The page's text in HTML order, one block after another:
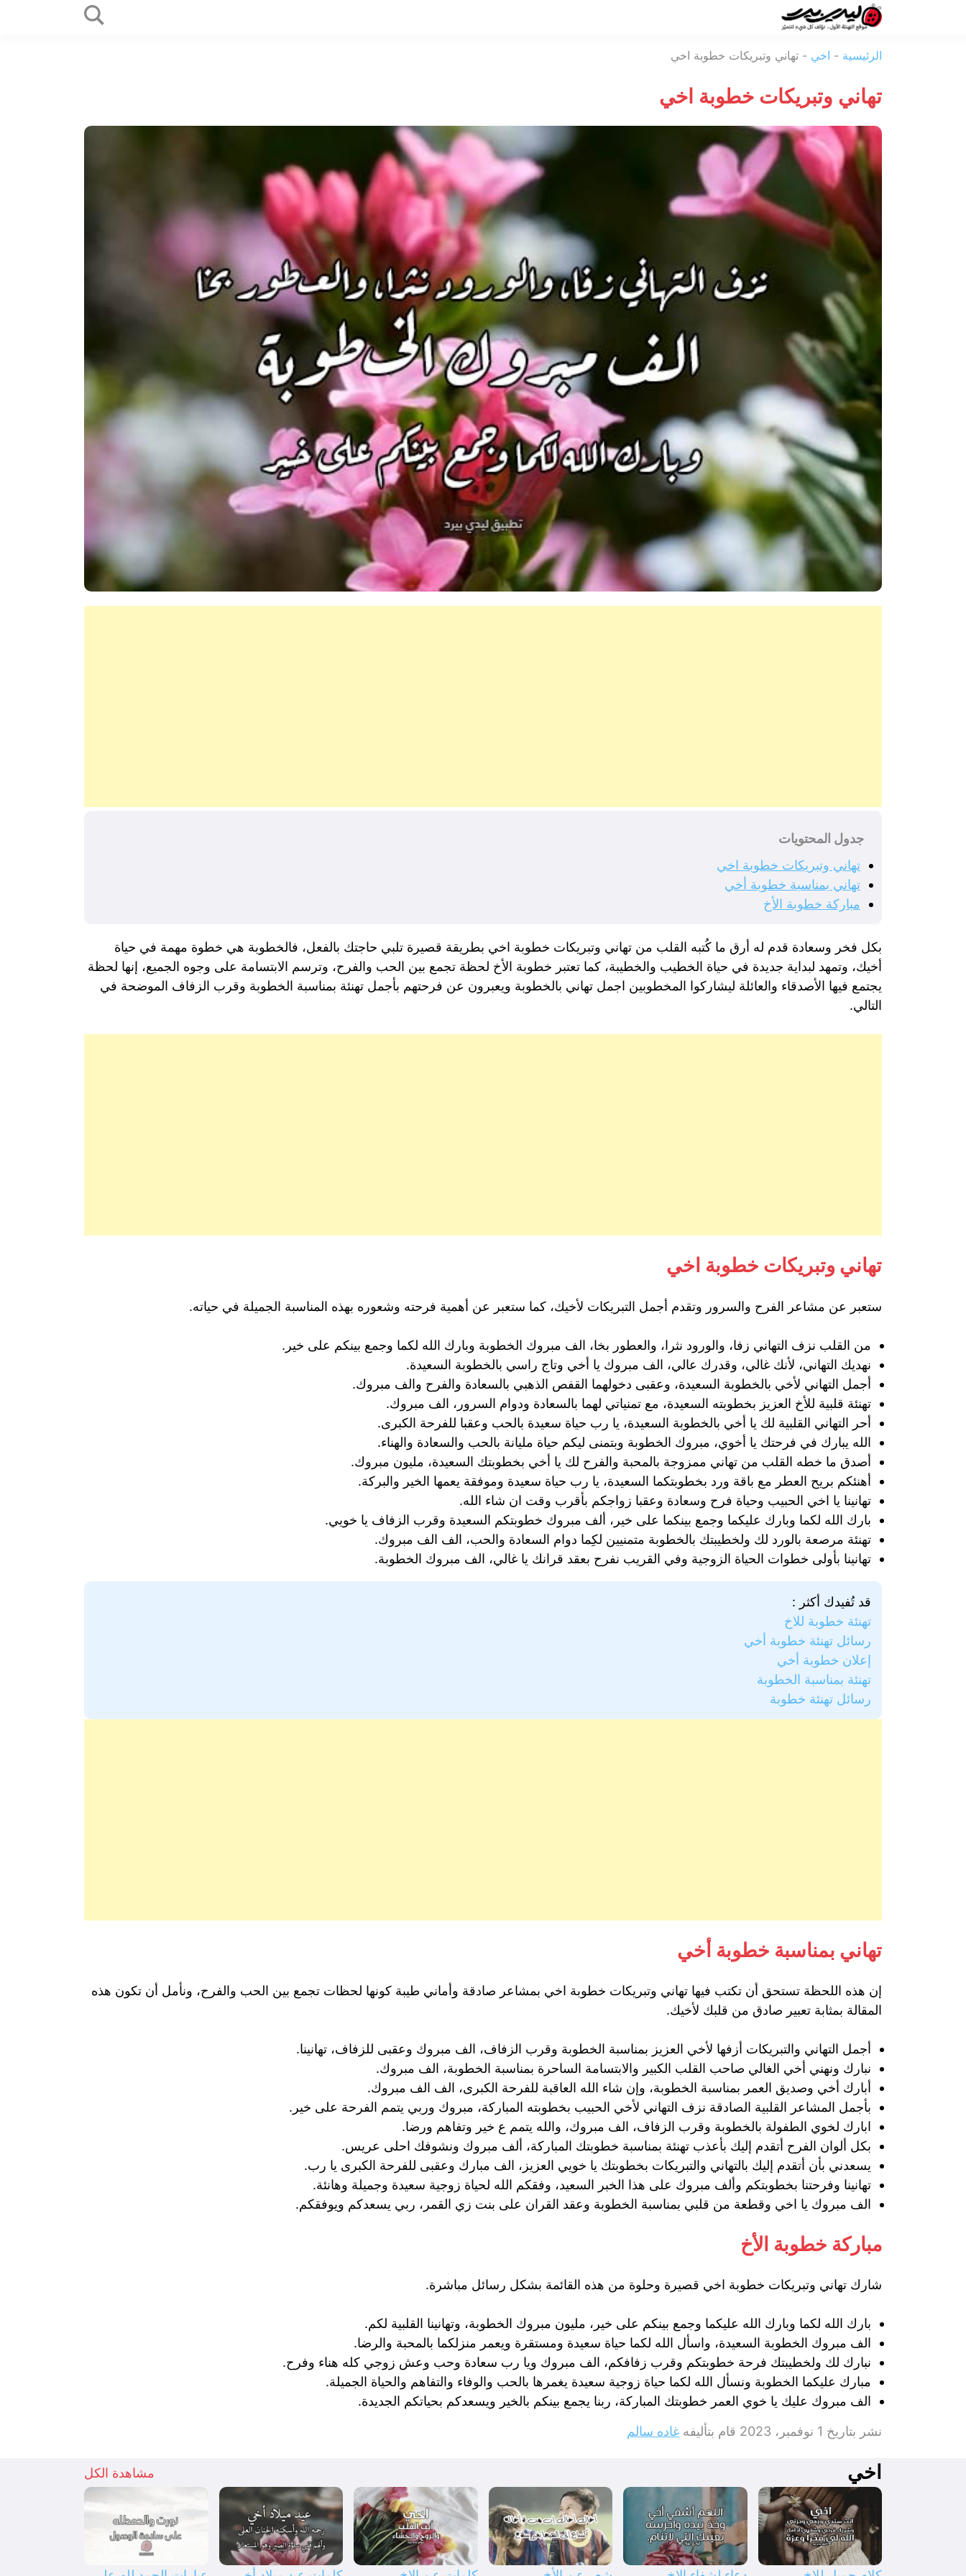
بيرد
الرئيسية - اخي - تهاني وتبريكات خطوبة اخي
تهاني وتبريكات خطوبة اخي
جدول المحتويات
تهاني وتبريكات خطوبة اخي
تهاني بمناسبة خطوبة أخي
مباركة خطوبة الأخ
بكل فخر وسعادة قدم له أرق ما كُتبه القلب من تهاني وتبريكات خطوبة اخي بطريقة قصيرة تلبي حاجتك بالفعل، فالخطوبة هي خطوة مهمة في حياة
أخيك، وتمهد لبداية جديدة في حياة الخطيب والخطيبة، كما تعتبر خطوبة الأخ لحظة تجمع بين الحب والفرح، وترسم الابتسامة على وجوه الجميع، إنها لحظة
يجتمع فيها الأصدقاء والعائلة ليشاركوا المخطوبين اجمل تهاني بالخطوبة ويعبرون عن فرحتهم بأجمل تهنئة بمناسبة الخطوبة وقرب الزفاف الموضحة في
التالي.
تهاني وتبريكات خطوبة اخي
ستعبر عن مشاعر الفرح والسرور وتقدم أجمل التبريكات لأخيك، كما ستعبر عن أهمية فرحته وشعوره بهذه المناسبة الجميلة في حياته.
من القلب نزف التهاني زفا، والورود نثرا، والعطور بخا، الف مبروك الخطوبة وبارك الله لكما وجمع بينكم على خير.
نهديك التهاني، لأنك غالي، وقدرك عالي، الف مبروك يا أخي وتاج راسي بالخطوبة السعيدة.
أجمل التهاني لأخي بالخطوبة السعيدة، وعقبى دخولهما القفص الذهبي بالسعادة والفرح والف مبروك.
تهنئة قلبية للأخ العزيز بخطوبته السعيدة، مع تمنياتي لهما بالسعادة ودوام السرور، الف مبروك.
أحر التهاني القلبية لك يا أخي بالخطوبة السعيدة، يا رب حياة سعيدة بالحب وعقبا للفرحة الكبرى.
الله يبارك في فرحتك يا أخوي، مبروك الخطوبة وبتمنى ليكم حياة مليانة بالحب والسعادة والهناء.
أصدق ما خطه القلب من تهاني ممزوجة بالمحبة والفرح لك يا أخي بخطوبتك السعيدة، مليون مبروك.
أهنئكم بريح العطر مع باقة ورد بخطوبتكما السعيدة، يا رب حياة سعيدة وموفقة يعمها الخير والبركة.
تهانينا يا اخي الحبيب وحياة فرح وسعادة وعقبا زواجكم بأقرب وقت ان شاء الله.
بارك الله لكما وبارك عليكما وجمع بينكما على خير، ألف مبروك خطوبتكم السعيدة وقرب الزفاف يا خويي.
تهنئة مرصعة بالورد لك ولخطيبتك بالخطوبة متمنيين لكِما دوام السعادة والحب، الف الف مبروك.
تهانينا بأولى خطوات الحياة الزوجية وفي القريب نفرح بعقد قرانك يا غالي، الف مبروك الخطوبة.
قد تُفيدك أكثر :
تهنئة خطوبة للاخ
رسائل تهنئة خطوبة أخي
إعلان خطوبة أخي
تهنئة بمناسبة الخطوبة
رسائل تهنئة خطوبة
تهاني بمناسبة خطوبة أخي
إن هذه اللحظة تستحق أن تكتب فيها تهاني وتبريكات خطوبة اخي بمشاعر صادقة وأماني طيبة كونها لحظات تجمع بين الحب والفرح، ونأمل أن تكون هذه
المقالة بمثابة تعبير صادق من قلبك لأخيك.
أجمل التهاني والتبريكات أزفها لأخي العزيز بمناسبة الخطوبة وقرب الزفاف، الف مبروك وعقبى للزفاف، تهانينا.
نبارك ونهني أخي الغالي صاحب القلب الكبير والابتسامة الساحرة بمناسبة الخطوبة، الف مبروك.
أبارك أخي وصديق العمر بمناسبة الخطوبة، وإن شاء الله العاقبة للفرحة الكبرى، الف الف مبروك.
بأجمل المشاعر القلبية الصادقة نزف التهاني لأخي الحبيب بخطوبته المباركة، مبروك وربي يتمم الفرحة على خير.
ابارك لخوي الطفولة بالخطوبة وقرب الزفاف، الف مبروك، والله يتمم ع خير وتفاهم ورضا.
بكل ألوان الفرح أتقدم إليك بأعذب تهنئة بمناسبة خطوبتك المباركة، ألف مبروك ونشوفك احلى عريس.
يسعدني بأن أتقدم إليك بالتهاني والتبريكات بخطوبتك يا خويي العزيز، الف مبارك وعقبى للفرحة الكبرى يا رب.
تهانينا وفرحتنا بخطوبتكم وألف مبروك على هذا الخبر السعيد، وفقكم الله لحياة زوجية سعيدة وجميلة وهانئة.
الف مبروك يا اخي وقطعة من قلبي بمناسبة الخطوبة وعقد القران على بنت زي القمر، ربي يسعدكم ويوفقكم.
مباركة خطوبة الأخ
شارك تهاني وتبريكات خطوبة اخي قصيرة وحلوة من هذه القائمة بشكل رسائل مباشرة.
بارك الله لكما وبارك الله عليكما وجمع بينكم على خير، مليون مبروك الخطوبة، وتهانينا القلبية لكم.
الف مبروك الخطوبة السعيدة، واسأل الله لكما حياة سعيدة ومستقرة ويعمر منزلكما بالمحبة والرضا.
نبارك لك ولخطيبتك فرحة خطوبتكم وقرب زفافكم، الف مبروك ويا رب سعادة وحب وعش زوجي كله هناء وفرح.
مبارك عليكما الخطوبة ونسأل الله لكما حياة زوجية سعيدة يغمرها بالحب والوفاء والتفاهم والحياة الجميلة.
الف مبروك عليك يا خوي العمر خطوبتك المباركة، ربنا يجمع بينكم بالخير ويسعدكم بحياتكم الجديدة.
نشر بتاريخ 1 نوفمبر، 2023 قام بتأليفه غاده سالم
اخي مشاهدة الكل